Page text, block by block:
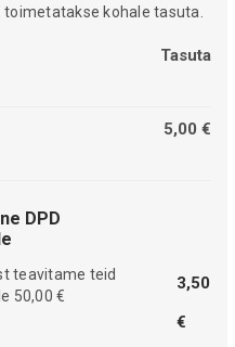
kohale tasuta.
Tasuta
5,00 €
DPD
teavitame teid
50,00 €
3,50
€